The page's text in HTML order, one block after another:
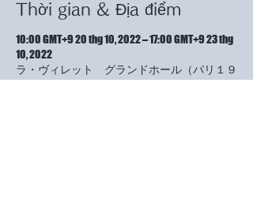
Thời gian & Địa điểm
10:00 GMT+9 20 thg 10, 2022 – 17:00 GMT+9 23 thg
10, 2022
ラ・ヴィレット グランドホール（パリ１９
区）, Ｐarc de la Villette－211 avenue